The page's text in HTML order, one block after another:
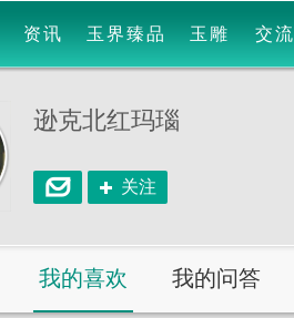
资讯 玉界臻品 玉雕 交流
逊克北红玛瑙
关注
我的喜欢 我的问答